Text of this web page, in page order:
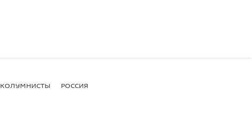
КОЛУМНИСТЫ РОССИЯ